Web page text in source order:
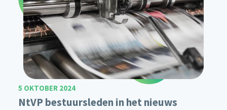
5 OKTOBER 2024
NtVP bestuursleden in het nieuws